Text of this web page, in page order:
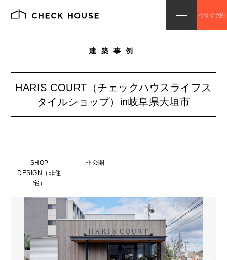
今すぐ予約
建築事例
HARIS COURT（チェックハウスライフス
タイルショップ）in岐阜県大垣市
SHOP
DESIGN（非住
宅）
非公開